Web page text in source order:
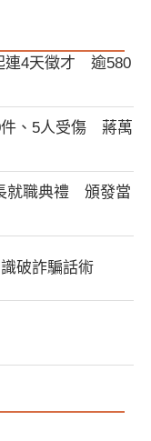
連4天徵才 逾580
件、5人受傷 蔣萬
就職典禮 頒發當
破詐騙話術